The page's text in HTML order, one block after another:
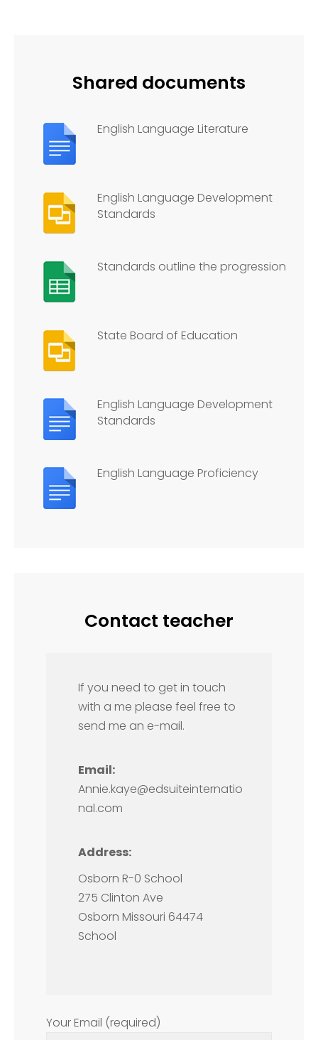
Shared documents
English Language Literature
English Language Development
Standards
Standards outline the progression
State Board of Education
English Language Development
Standards
English Language Proficiency
Contact teacher
If you need to get in touch
with a me please feel free to
send me an e-mail.
Email:
Annie.kaye@edsuiteinternatio
nal.com
Address:
Osborn R-0 School
275 Clinton Ave
Osborn Missouri 64474
School
Your Email (required)